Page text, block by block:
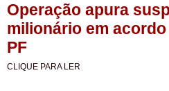
Operação apura
milionário em
PF
CLIQUE PARA LER